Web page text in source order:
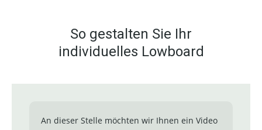
So gestalten Sie Ihr
individuelles Lowboard
An dieser Stelle möchten wir Ihnen ein Video